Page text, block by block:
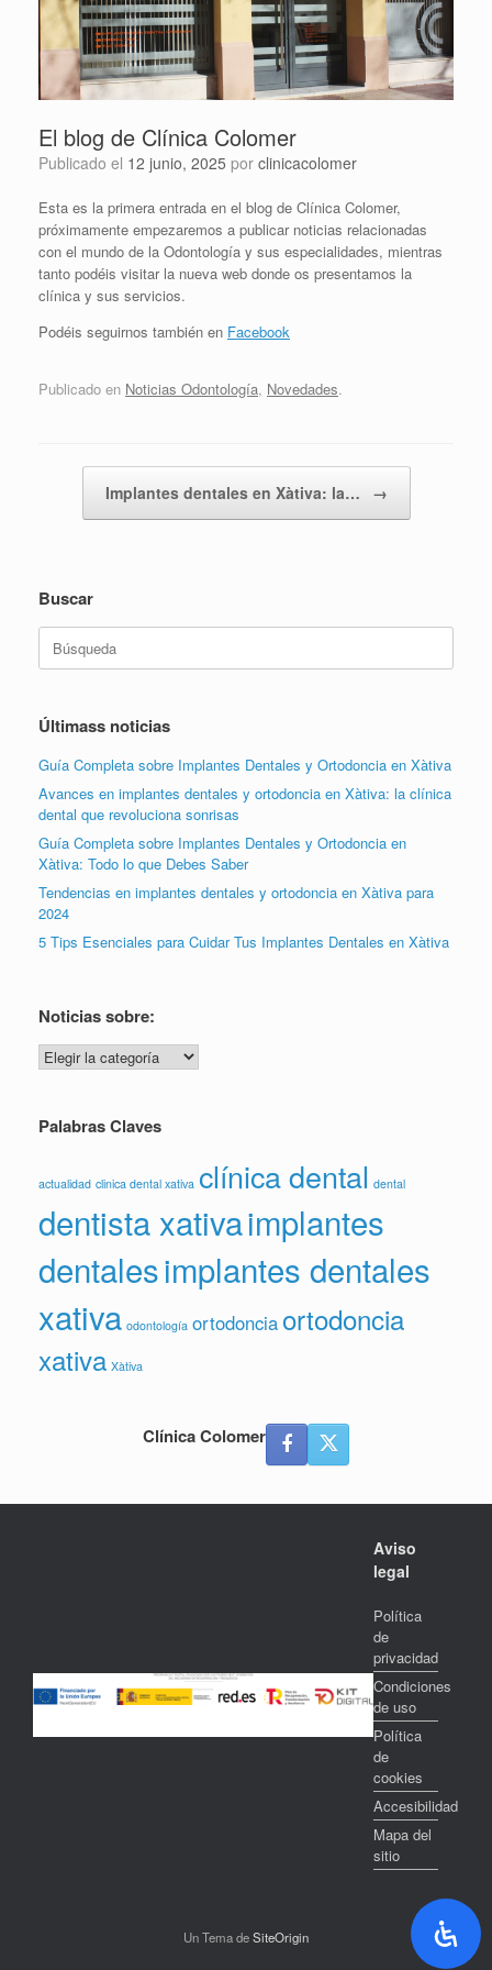
El blog de Clínica Colomer
Publicado el 12 junio, 2025 por clinicacolomer
Esta es la primera entrada en el blog de Clínica Colomer,
próximamente empezaremos a publicar noticias relacionadas
con el mundo de la Odontología y sus especialidades, mientras
tanto podéis visitar la nueva web donde os presentamos la
clínica y sus servicios.
Podéis seguirnos también en Facebook
Publicado en Noticias Odontología, Novedades.
Implantes dentales en Xàtiva: la… →
Buscar
Últimass noticias
Guía Completa sobre Implantes Dentales y Ortodoncia en Xàtiva
Avances en implantes dentales y ortodoncia en Xàtiva: la clínica
dental que revoluciona sonrisas
Guía Completa sobre Implantes Dentales y Ortodoncia en
Xàtiva: Todo lo que Debes Saber
Tendencias en implantes dentales y ortodoncia en Xàtiva para
2024
5 Tips Esenciales para Cuidar Tus Implantes Dentales en Xàtiva
Noticias sobre:
Noticias
sobre:
Palabras Claves
actualidad clinica dental xativa clínica dental dental
dentista xativaimplantes
dentalesimplantes dentales
xativa odontología ortodoncia ortodoncia
xativa Xàtiva
Clínica Colomer
Aviso
legal
Política
de
privacidad
Condiciones
de uso
Política
de
cookies
Accesibilidad
Mapa del
sitio
Un Tema deSiteOrigin